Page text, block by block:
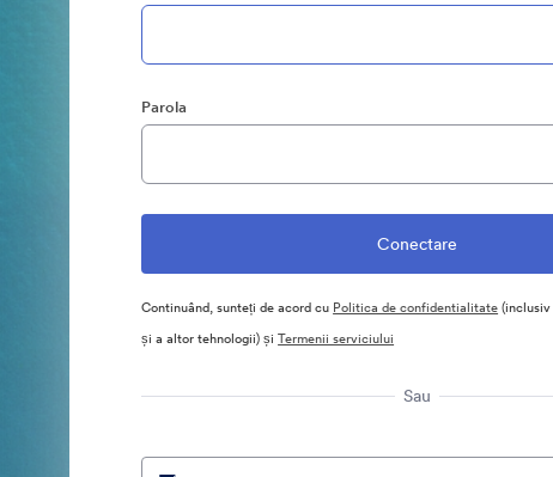
Parola
Continuând, sunteți de acord cu Politica de confidentialitate
și a altor tehnologii) șiTermenii serviciului
Sau